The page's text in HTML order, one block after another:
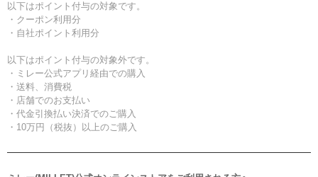
以下はポイント付与の対象です。
・クーポン利用分
・自社ポイント利用分
以下はポイント付与の対象外です。
・ミレー公式アプリ経由での購入
・送料、消費税
・店舗でのお支払い
・代金引換払い決済でのご購入
・10万円（税抜）以上のご購入